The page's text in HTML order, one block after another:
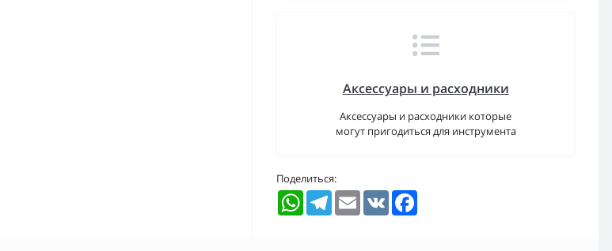
Аксессуары и расходники
Аксессуары и расходники которые
могут пригодиться для инструмента
Поделиться:
WhatsAppTelegramEmail VK